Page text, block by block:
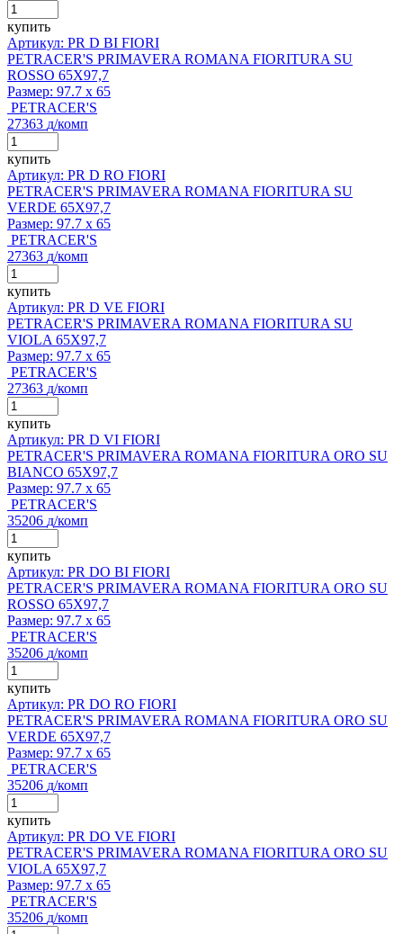
купить
Артикул: PR D BI FIORI
PETRACER'S PRIMAVERA ROMANA FIORITURA SU
ROSSO 65X97,7
Размер: 97.7 x 65
PETRACER'S
27363 д/комп
купить
Артикул: PR D RO FIORI
PETRACER'S PRIMAVERA ROMANA FIORITURA SU
VERDE 65X97,7
Размер: 97.7 x 65
PETRACER'S
27363 д/комп
купить
Артикул: PR D VE FIORI
PETRACER'S PRIMAVERA ROMANA FIORITURA SU
VIOLA 65X97,7
Размер: 97.7 x 65
PETRACER'S
27363 д/комп
купить
Артикул: PR D VI FIORI
PETRACER'S PRIMAVERA ROMANA FIORITURA ORO SU
BIANCO 65X97,7
Размер: 97.7 x 65
PETRACER'S
35206 д/комп
купить
Артикул: PR DO BI FIORI
PETRACER'S PRIMAVERA ROMANA FIORITURA ORO SU
ROSSO 65X97,7
Размер: 97.7 x 65
PETRACER'S
35206 д/комп
купить
Артикул: PR DO RO FIORI
PETRACER'S PRIMAVERA ROMANA FIORITURA ORO SU
VERDE 65X97,7
Размер: 97.7 x 65
PETRACER'S
35206 д/комп
купить
Артикул: PR DO VE FIORI
PETRACER'S PRIMAVERA ROMANA FIORITURA ORO SU
VIOLA 65X97,7
Размер: 97.7 x 65
PETRACER'S
35206 д/комп